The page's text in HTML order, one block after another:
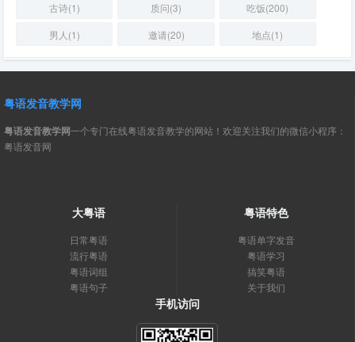
古诗(1)
质问(3)
吃饭(200)
男人(1)
邀请(20) 地点(1)
粤语发音教学网
粤语发音教学网一个专门在线粤语发音教学的网站！欢迎关注我们的微信小程序：
粤语发音网
大粤语
日常粤语
流行粤语
粤语词组
粤语句子
粤语特色
粤语单字发音
粤语学习
搞笑粤语
关于我们
手机访问